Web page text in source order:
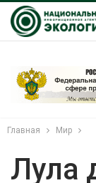
Главная Мир
Лула